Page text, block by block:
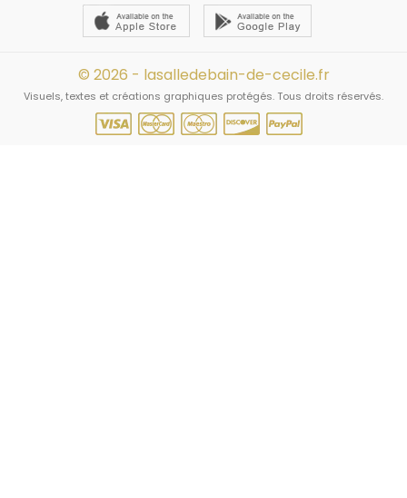
© 2026 - lasalledebain-de-cecile.fr
Visuels, textes et créations graphiques protégés. Tous droits réservés.